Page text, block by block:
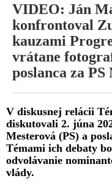
VIDEO: Ján
konfrontoval
kauzami
vrátane
poslanca za
V diskusnej relácii
diskutovali 2. júna
Mesterová (PS) a
Témami ich debaty
odvolávanie
vlády.